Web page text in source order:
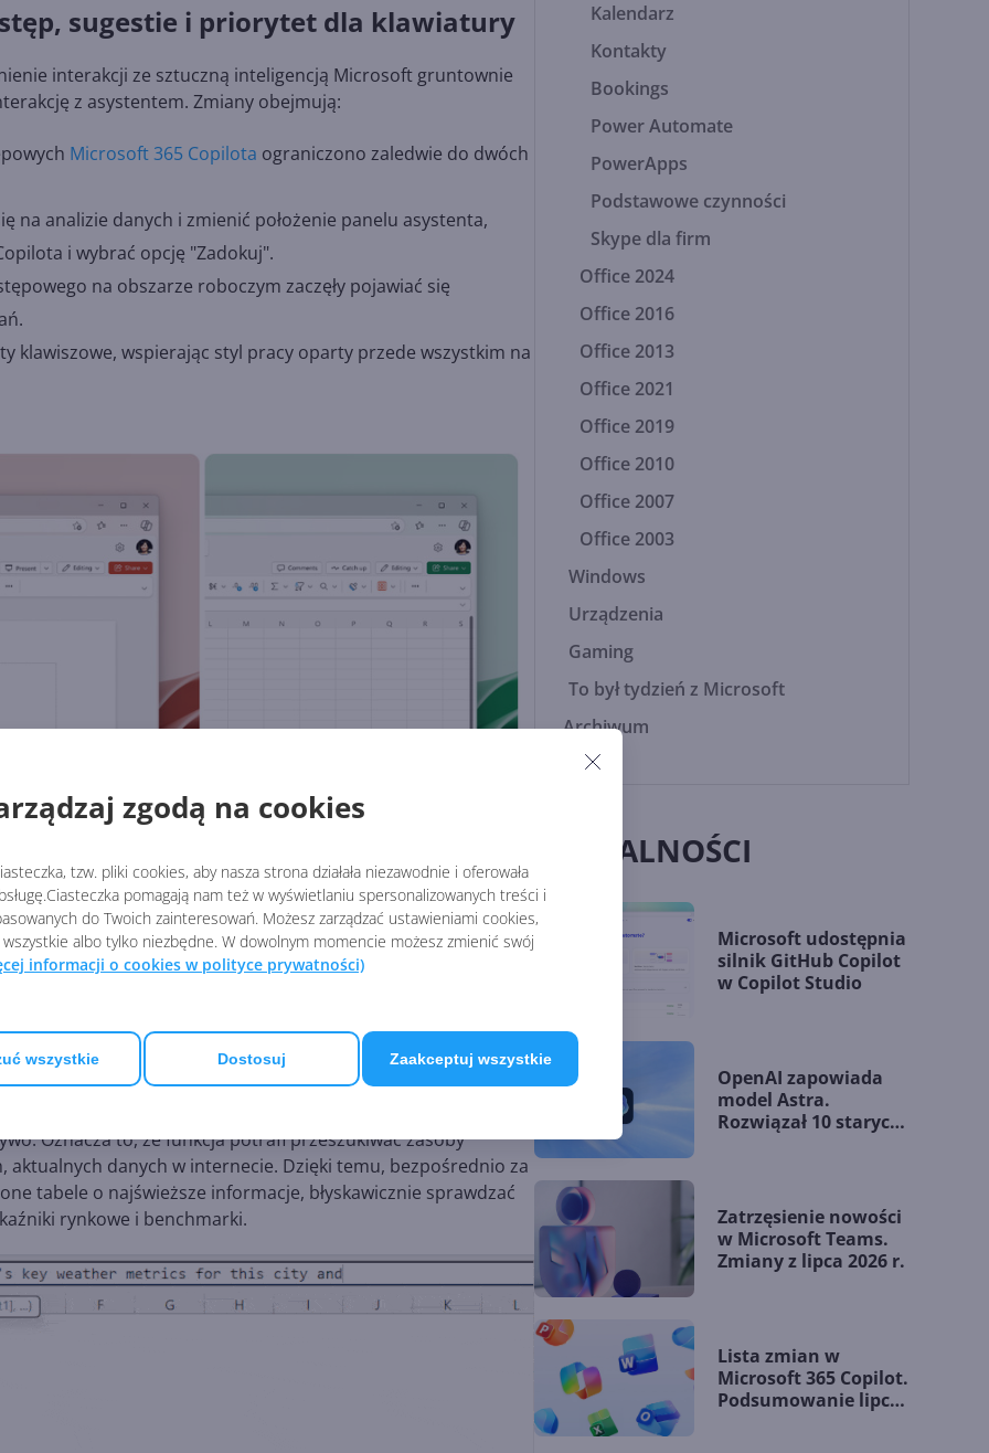
zgodą na cookies
tzw. pliki cookies, aby nasza strona działała niezawodnie i oferowała
pomagają nam też w wyświetlaniu spersonalizowanych treści i
do Twoich zainteresowań. Możesz zarządzać ustawieniami cookies,
albo tylko niezbędne. W dowolnym momencie możesz zmienić swój
informacji o cookies w polityce prywatności)
wszystkie Dostosuj Zaakceptuj wszystkie
sugestie i priorytet dla klawiatury
interakcji ze sztuczną inteligencją Microsoft gruntownie
z asystentem. Zmiany obejmują:
Microsoft 365 Copilota ograniczono zaledwie do dwóch
na analizie danych i zmienić położenie panelu asystenta,
i wybrać opcję "Zadokuj".
na obszarze roboczym zaczęły pojawiać się
klawiszowe, wspierając styl pracy oparty przede wszystkim na
Oznacza to, że funkcja potrafi przeszukiwać zasoby
danych w internecie. Dzięki temu, bezpośrednio za
tabele o najświeższe informacje, błyskawicznie sprawdzać
rynkowe i benchmarki.
Kalendarz
Kontakty
Bookings
Power Automate
PowerApps
Podstawowe czynności
Skype dla firm
Office 2024
Office 2016
Office 2013
Office 2021
Office 2019
Office 2010
Office 2007
Office 2003
Windows
Urządzenia
Gaming
To był tydzień z Microsoft
Archiwum
AKTUALNOŚCI
Microsoft udostępnia
silnik GitHub Copilot
w Copilot Studio
OpenAI zapowiada
model Astra.
Rozwiązał 10 starych
Zatrzęsienie nowości
w Microsoft Teams.
Zmiany z lipca 2026 r.
Lista zmian w
Microsoft 365 Copilot.
Podsumowanie lipca